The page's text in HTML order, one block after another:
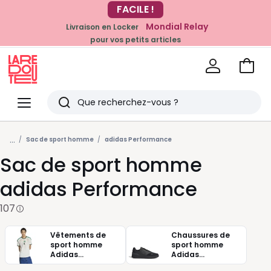
EN CE MOMENT
-20% dès 39€*
sur la mode
Livraison en Locker Mondial Relay
pour vos petits articles
Menu
Redoute
Rechercher
Derniers
articles
vus
Voir
... Sac de sport homme adidas Performance
Sac de sport homme
adidas Performance
107
Vêtements de
sport homme
Adidas
performance
Chaussures de
sport homme
Adidas
performance